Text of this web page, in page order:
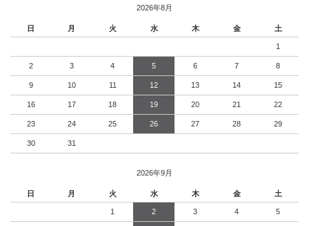
2026年8月
日 月 火 水 木 金 土
1
2 3 4 5 6 7 8
9 10 11 12 13 14 15
16 17 18 19 20 21 22
23 24 25 26 27 28 29
30 31
2026年9月
日 月 火 水 木 金 土
1 2 3 4 5